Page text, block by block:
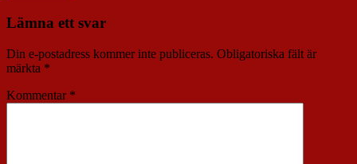
Lämna ett svar
Din e-postadress kommer inte publiceras. Obligatoriska fält är
märkta *
Kommentar *